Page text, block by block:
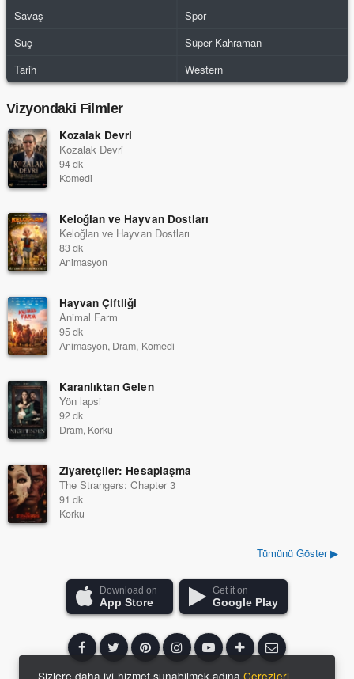
Savaş
Spor
Suç
Süper Kahraman
Tarih
Western
Vizyondaki Filmler
Kozalak Devri
Kozalak Devri
94 dk
Komedi
Keloğlan ve Hayvan Dostları
Keloğlan ve Hayvan Dostları
83 dk
Animasyon
Hayvan Çiftliği
Animal Farm
95 dk
Animasyon, Dram, Komedi
Karanlıktan Gelen
Yön lapsi
92 dk
Dram, Korku
Ziyaretçiler: Hesaplaşma
The Strangers: Chapter 3
91 dk
Korku
Tümünü Göster ▶
Download on
App Store
Get it on
Google Play
Sizlere daha iyi hizmet sunabilmek adınaÇerezleri